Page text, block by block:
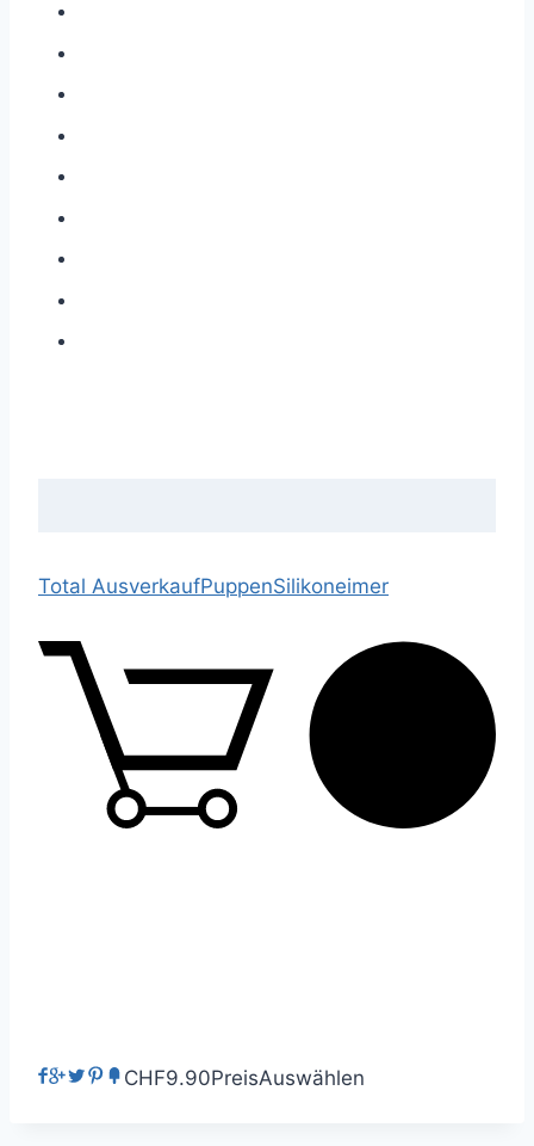
Total AusverkaufPuppenSilikoneimer
CHF9.90PreisAuswählen